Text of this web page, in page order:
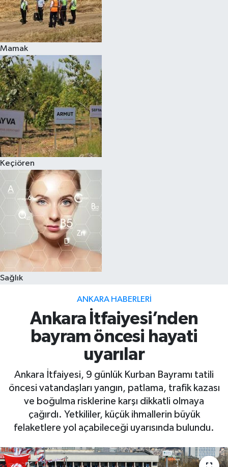
Mamak
Keçiören
Sağlık
ANKARA HABERLERI
Ankara İtfaiyesi’nden
bayram öncesi hayati
uyarılar
Ankara İtfaiyesi, 9 günlük Kurban Bayramı tatili
öncesi vatandaşları yangın, patlama, trafik kazası
ve boğulma risklerine karşı dikkatli olmaya
çağırdı. Yetkililer, küçük ihmallerin büyük
felaketlere yol açabileceği uyarısında bulundu.